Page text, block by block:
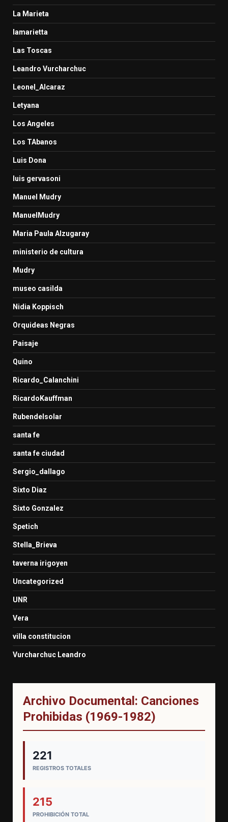
La Marieta
lamarietta
Las Toscas
Leandro Vurcharchuc
Leonel_Alcaraz
Letyana
Los Angeles
Los TAbanos
Luis Dona
luis gervasoni
Manuel Mudry
ManuelMudry
Maria Paula Alzugaray
ministerio de cultura
Mudry
museo casilda
Nidia Koppisch
Orquideas Negras
Paisaje
Quino
Ricardo_Calanchini
RicardoKauffman
Rubendelsolar
santa fe
santa fe ciudad
Sergio_dallago
Sixto Diaz
Sixto Gonzalez
Spetich
Stella_Brieva
taverna irigoyen
Uncategorized
UNR
Vera
villa constitucion
Vurcharchuc Leandro
Archivo Documental: Canciones
Prohibidas (1969-1982)
221
REGISTROS TOTALES
215
PROHIBICIÓN TOTAL